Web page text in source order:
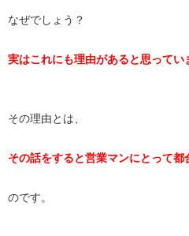
なぜでしょう？
実はこれにも理由があると思ってい
その理由とは、
その話をすると営業マンにとって都
のです。